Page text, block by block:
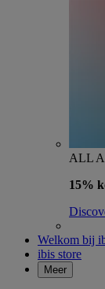
ALL
15%
Welkom bij
ibis store
Meer